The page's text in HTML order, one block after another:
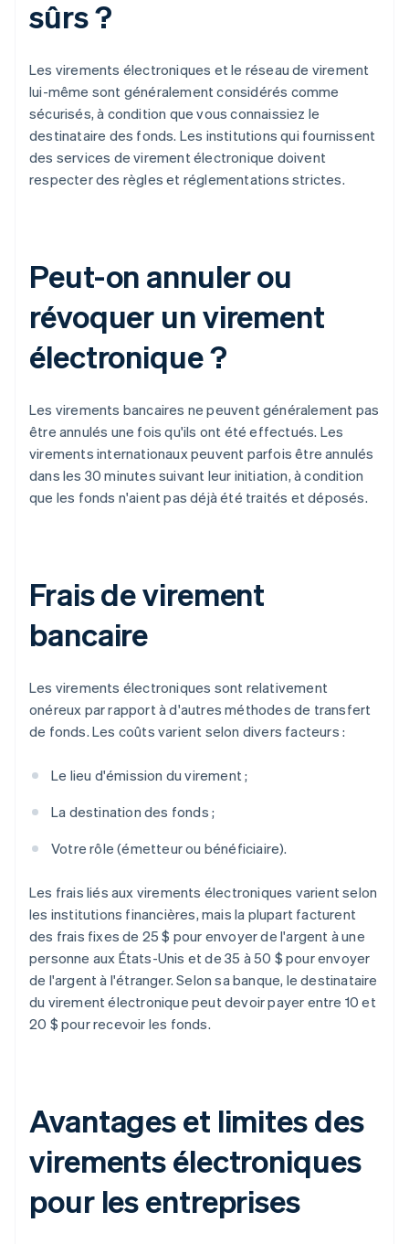
sûrs ?
Les virements électroniques et le réseau de virement
lui-même sont généralement considérés comme
sécurisés, à condition que vous connaissiez le
destinataire des fonds. Les institutions qui fournissent
des services de virement électronique doivent
respecter des règles et réglementations strictes.
Peut-on annuler ou
révoquer un virement
électronique ?
Les virements bancaires ne peuvent généralement pas
être annulés une fois qu'ils ont été effectués. Les
virements internationaux peuvent parfois être annulés
dans les 30 minutes suivant leur initiation, à condition
que les fonds n'aient pas déjà été traités et déposés.
Frais de virement
bancaire
Les virements électroniques sont relativement
onéreux par rapport à d'autres méthodes de transfert
de fonds. Les coûts varient selon divers facteurs :
Le lieu d'émission du virement ;
La destination des fonds ;
Votre rôle (émetteur ou bénéficiaire).
Les frais liés aux virements électroniques varient selon
les institutions financières, mais la plupart facturent
des frais fixes de 25 $ pour envoyer de l'argent à une
personne aux États-Unis et de 35 à 50 $ pour envoyer
de l'argent à l'étranger. Selon sa banque, le destinataire
du virement électronique peut devoir payer entre 10 et
20 $ pour recevoir les fonds.
Avantages et limites des
virements électroniques
pour les entreprises